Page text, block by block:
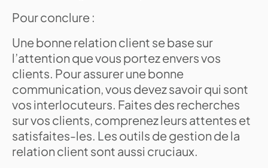
Pour conclure :
Une bonne relation client se base sur
l’attention que vous portez envers vos
clients. Pour assurer une bonne
communication, vous devez savoir qui sont
vos interlocuteurs. Faites des recherches
sur vos clients, comprenez leurs attentes et
satisfaites-les. Les outils de gestion de la
relation client sont aussi cruciaux.